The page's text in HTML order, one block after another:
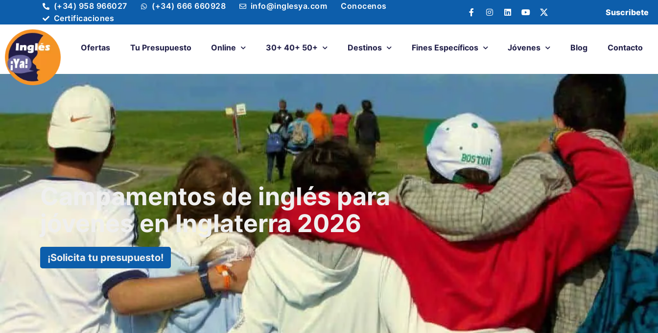
(+34) 958 966027 (+34) 666 660928 info@inglesya.com
Conocenos
Certificaciones
Suscribete
Ofertas Tu Presupuesto Online 30+ 40+ 50+ Destinos Fines Específicos Jóvenes Blog Contacto
Campamentos de inglés para
jóvenes en Inglaterra 2026
¡Solicita tu presupuesto!